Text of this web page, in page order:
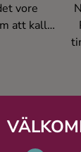
vore
att kalla
lite
och vad i